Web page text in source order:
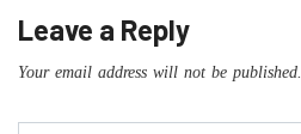
Leave a Reply
Your email address will not be published.